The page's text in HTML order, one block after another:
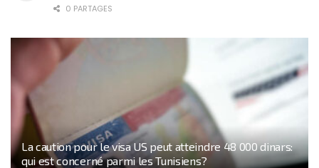
0 PARTAGES
La caution pour le visa US peut atteindre 48 000 dinars:
qui est concerné parmi les Tunisiens?